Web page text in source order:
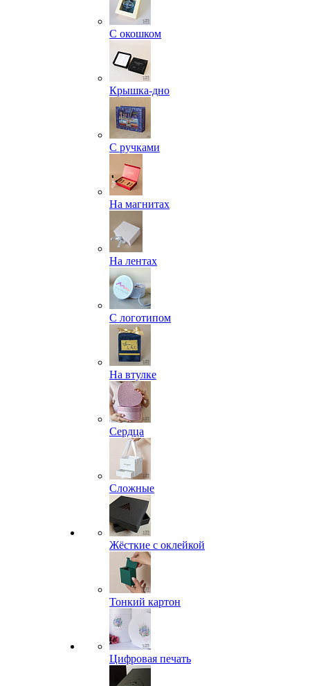
С окошком
Крышка-дно
С ручками
На магнитах
На лентах
С логотипом
На втулке
Сердца
Сложные
Жёсткие с оклейкой
Тонкий картон
Цифровая печать